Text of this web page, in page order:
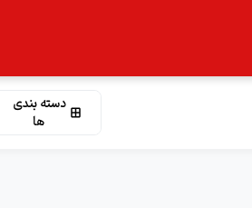
دسته بندی
ها